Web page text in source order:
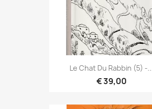
Le Chat Du Rabbin (5) -
€ 39,00